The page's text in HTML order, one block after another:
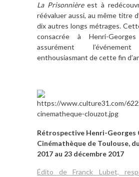
La Prisonnièreest à
réévaluer aussi, au même titre
dix autres longs métrages.
consacrée à Henri-
assurément
enthousiasmant de cette fin
Rétrospective Henri-Georges
Cinémathèque de Toulouse,
2017 au 23 décembre 2017
Édito de Franck Lubet,